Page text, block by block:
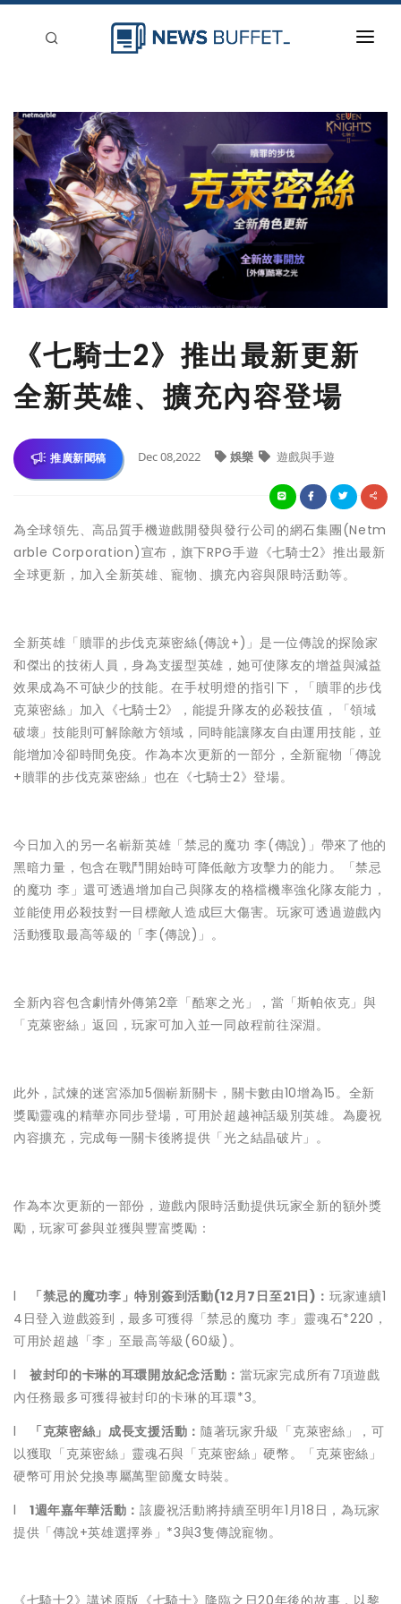
新聞稿分類
登入
刊登
《七騎士2》推出最新更新
全新英雄、擴充內容登場
推廣新聞稿 Dec 08,2022 娛樂 遊戲與手遊
為全球領先、高品質手機遊戲開發與發行公司的網石集團(Netm
arble Corporation)宣布，旗下RPG手遊《七騎士2》推出最新
全球更新，加入全新英雄、寵物、擴充內容與限時活動等。
全新英雄「贖罪的步伐克萊密絲(傳說+)」是一位傳說的探險家
和傑出的技術人員，身為支援型英雄，她可使隊友的增益與減益
效果成為不可缺少的技能。在手杖明燈的指引下，「贖罪的步伐
克萊密絲」加入《七騎士2》，能提升隊友的必殺技值，「領域
破壞」技能則可解除敵方領域，同時能讓隊友自由運用技能，並
能增加冷卻時間免疫。作為本次更新的一部分，全新寵物「傳說
+贖罪的步伐克萊密絲」也在《七騎士2》登場。
今日加入的另一名嶄新英雄「禁忌的魔功 李(傳說)」帶來了他的
黑暗力量，包含在戰鬥開始時可降低敵方攻擊力的能力。「禁忌
的魔功 李」還可透過增加自己與隊友的格檔機率強化隊友能力，
並能使用必殺技對一目標敵人造成巨大傷害。玩家可透過遊戲內
活動獲取最高等級的「李(傳說)」。
全新內容包含劇情外傳第2章「酷寒之光」，當「斯帕依克」與
「克萊密絲」返回，玩家可加入並一同啟程前往深淵。
此外，試煉的迷宮添加5個嶄新關卡，關卡數由10增為15。全新
獎勵靈魂的精華亦同步登場，可用於超越神話級別英雄。為慶祝
內容擴充，完成每一關卡後將提供「光之結晶破片」。
作為本次更新的一部份，遊戲內限時活動提供玩家全新的額外獎
勵，玩家可參與並獲與豐富獎勵：
l 「禁忌的魔功李」特別簽到活動(12月7日至21日)：玩家連續1
4日登入遊戲簽到，最多可獲得「禁忌的魔功 李」靈魂石*220，
可用於超越「李」至最高等級(60級)。
l 被封印的卡琳的耳環開放紀念活動：當玩家完成所有7項遊戲
內任務最多可獲得被封印的卡琳的耳環*3。
l
「克萊密絲」成長支援活動： 隨著玩家升級「克萊密絲」，可
以獲取「克萊密絲」靈魂石與「克萊密絲」硬幣。「克萊密絲」
硬幣可用於兌換專屬萬聖節魔女時裝。
l 1週年嘉年華活動：該慶祝活動將持續至明年1月18日，為玩家
提供「傳說+英雄選擇券」*3與3隻傳說寵物。
《七騎士2》講述原版《七騎士》降臨之日20年後的故事，以黎